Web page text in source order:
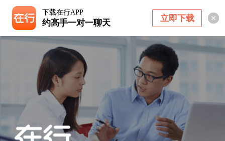
下载在行APP
约高手一对一聊天 立即下载